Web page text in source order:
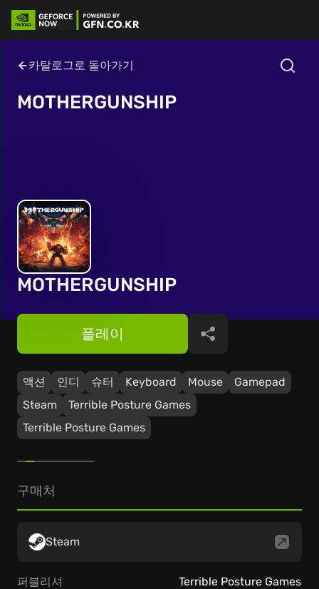
카탈로그로 돌아가기
MOTHERGUNSHIP
MOTHERGUNSHIP
액션 인디 슈터 Keyboard Mouse
Gamepad
Steam
Terrible Posture Games
Terrible Posture Games
플레이 공유
구매처
Steam
퍼블리셔 Terrible Posture Games